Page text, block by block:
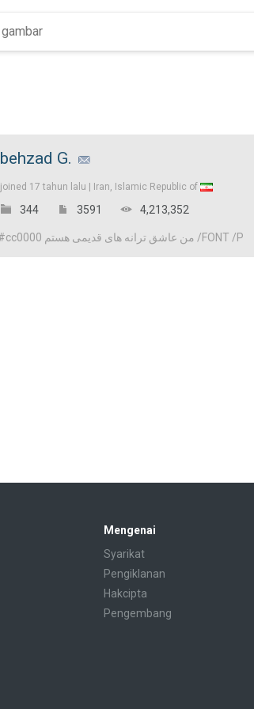
behzad G.
joined 17 tahun lalu | Iran, Islamic Republic of
344 3591 4,213,352
P FONT color=#cc0000 من عاشق ترانه های قدیمی هستم /FONT /P
Mengenai
Syarikat
Pengiklanan
Hakcipta
Pengembang